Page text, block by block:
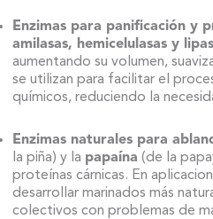
Enzimas para panificación y
amilasas, hemicelulasas y
aumentando su volumen,
se utilizan para facilitar el
químicos, reduciendo la
Enzimas naturales para
la piña) y la papaína (de la
proteínas cárnicas. En
desarrollar marinados más
colectivos con problemas de